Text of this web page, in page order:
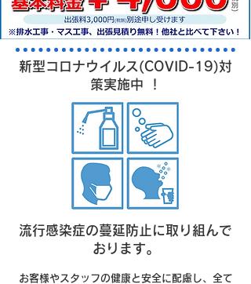
新型コロナウイルス(COVID-19)対
策実施中 ！
流行感染症の蔓延防止に取り組んで
おります。
お客様やスタッフの健康と安全に配慮し、全て